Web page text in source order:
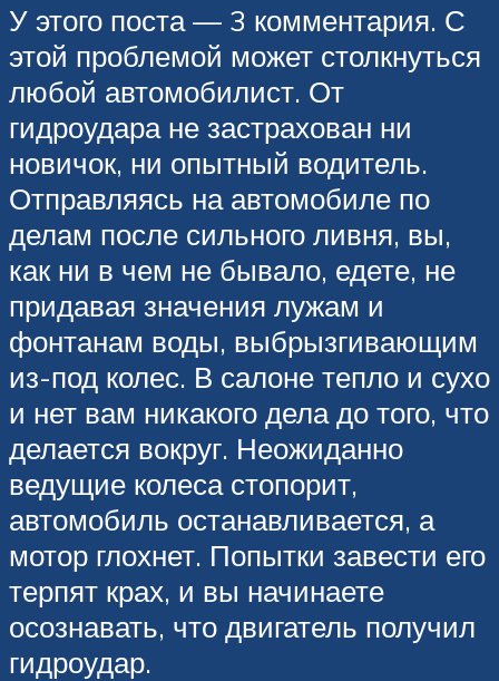
У этого поста — 3 комментария. С
этой проблемой может столкнуться
любой автомобилист. От
гидроудара не застрахован ни
новичок, ни опытный водитель.
Отправляясь на автомобиле по
делам после сильного ливня, вы,
как ни в чем не бывало, едете, не
придавая значения лужам и
фонтанам воды, выбрызгивающим
из-под колес. В салоне тепло и сухо
и нет вам никакого дела до того, что
делается вокруг. Неожиданно
ведущие колеса стопорит,
автомобиль останавливается, а
мотор глохнет. Попытки завести его
терпят крах, и вы начинаете
осознавать, что двигатель получил
гидроудар.